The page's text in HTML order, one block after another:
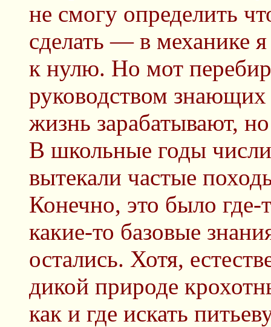
не смогу определить
сделать — в механике
к нулю. Но мот
руководством
жизнь зарабатывают,
В школьные годы
вытекали частые
Конечно, это было где-
какие-то базовые
остались. Хотя,
дикой природе
как и где искать